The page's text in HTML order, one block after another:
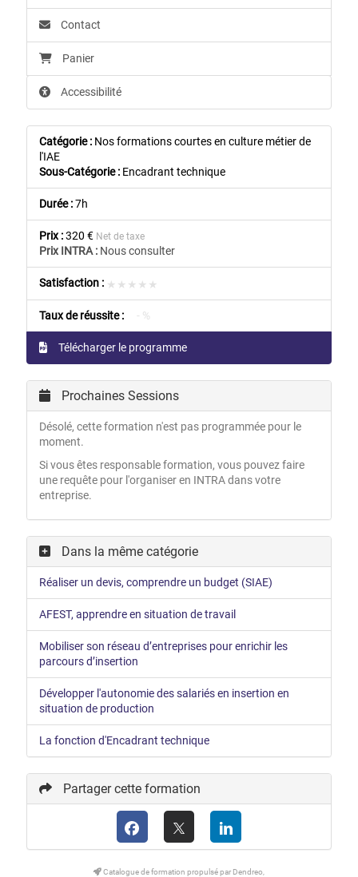
Contact
Panier
Accessibilité
Catégorie : Nos formations courtes en culture métier de
l'IAE
Sous-Catégorie : Encadrant technique
Durée :7h
Prix :320 € Net de taxe
Prix INTRA :Nous consulter
Satisfaction : ★★★★★
★★★★★
Taux de réussite : - %
Télécharger le programme
Prochaines Sessions
Désolé, cette formation n'est pas programmée pour le
moment.
Si vous êtes responsable formation, vous pouvez faire
une requête pour l'organiser en INTRA dans votre
entreprise.
Dans la même catégorie
Réaliser un devis, comprendre un budget (SIAE)
AFEST, apprendre en situation de travail
Mobiliser son réseau d’entreprises pour enrichir les
parcours d’insertion
Développer l'autonomie des salariés en insertion en
situation de production
La fonction d'Encadrant technique
Partager cette formation
Catalogue de formation propulsé par Dendreo,